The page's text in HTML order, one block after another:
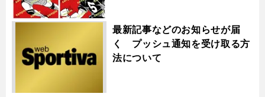
最新記事などのお知らせが届
く プッシュ通知を受け取る方
法について